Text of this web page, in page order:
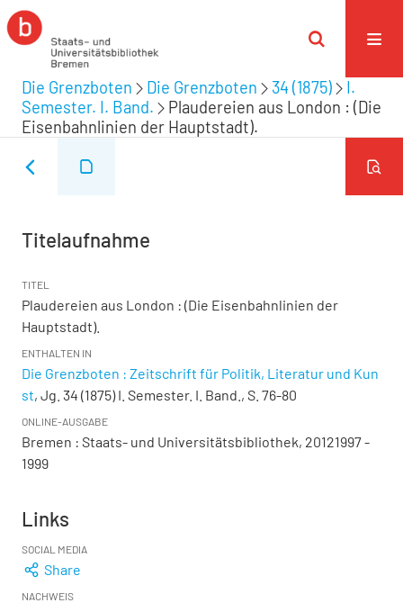
Die Grenzboten Die Grenzboten 34 (1875)
I.
Semester. I. Band.
Plaudereien aus London : (Die
Eisenbahnlinien der Hauptstadt).
Titelaufnahme
TITEL
Plaudereien aus London : (Die Eisenbahnlinien der
Hauptstadt).
ENTHALTEN IN
Die Grenzboten : Zeitschrift für Politik, Literatur und Kun
st, Jg. 34 (1875) I. Semester. I. Band., S. 76-80
ONLINE-AUSGABE
Bremen : Staats- und Universitätsbibliothek, 20121997 -
1999
Links
SOCIAL MEDIA
Share
NACHWEIS